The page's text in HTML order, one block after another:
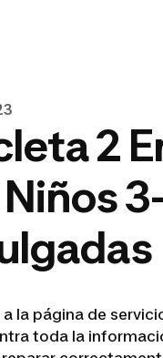
2
a la página de
toda la